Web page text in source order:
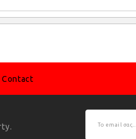
Contact